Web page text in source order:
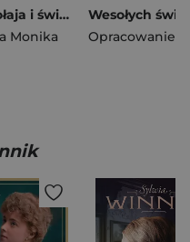
Nos Mikołaja i świąteczne sreberko
Monika